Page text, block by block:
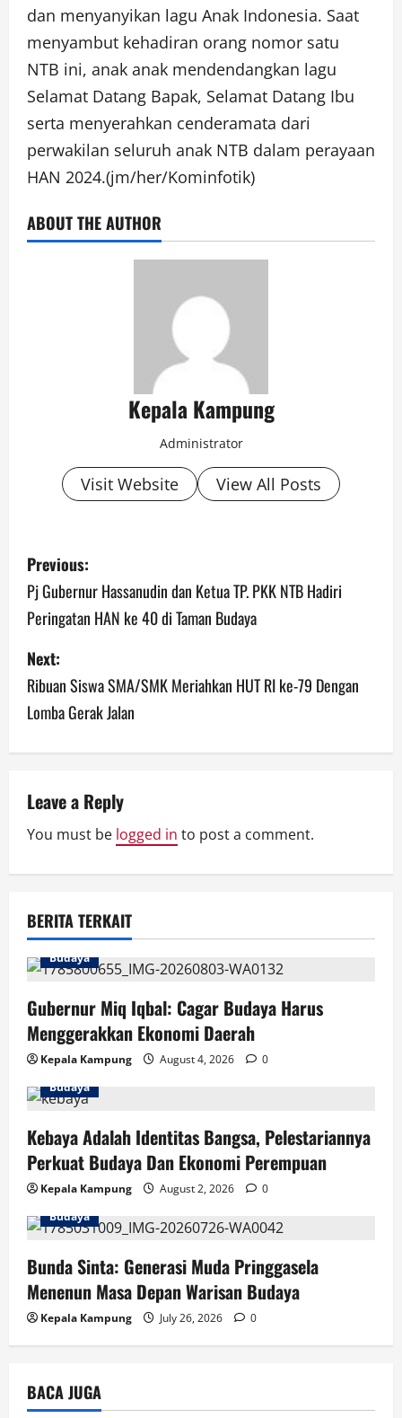
dan menyanyikan lagu Anak Indonesia. Saat
menyambut kehadiran orang nomor satu
NTB ini, anak anak mendendangkan lagu
Selamat Datang Bapak, Selamat Datang Ibu
serta menyerahkan cenderamata dari
perwakilan seluruh anak NTB dalam perayaan
HAN 2024.(jm/her/Kominfotik)
ABOUT THE AUTHOR
Kepala Kampung
Administrator
Visit Website View All Posts
P
o
s
t
n
a
i
t
i
o
n
Previous:
Pj Gubernur Hassanudin dan Ketua TP. PKK NTB Hadiri
Peringatan HAN ke 40 di Taman Budaya
Next:
Ribuan Siswa SMA/SMK Meriahkan HUT RI ke-79 Dengan
Lomba Gerak Jalan
Leave a Reply
You must be logged in to post a comment.
BERITA TERKAIT
Budaya
Gubernur Miq Iqbal: Cagar Budaya Harus
Menggerakkan Ekonomi Daerah
Kepala Kampung August 4, 2026
0
Budaya
Kebaya Adalah Identitas Bangsa, Pelestariannya
Perkuat Budaya Dan Ekonomi Perempuan
Kepala Kampung August 2, 2026
0
Budaya
Bunda Sinta: Generasi Muda Pringgasela
Menenun Masa Depan Warisan Budaya
Kepala Kampung July 26, 2026 0
BACA JUGA